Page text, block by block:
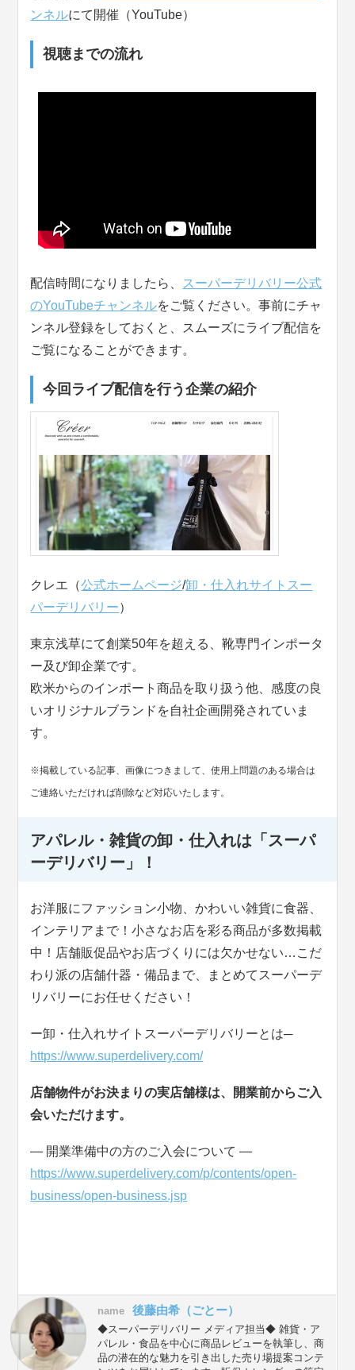
ンネルにて開催（YouTube）
視聴までの流れ
配信時間になりましたら、 スーパーデリバリー公式
のYouTubeチャンネルをご覧ください。事前にチャ
ンネル登録をしておくと、スムーズにライブ配信を
ご覧になることができます。
今回ライブ配信を行う企業の紹介
クレエ（公式ホームページ/卸・仕入れサイトスー
パーデリバリー）
東京浅草にて創業50年を超える、靴専門インポータ
ー及び卸企業です。
欧米からのインポート商品を取り扱う他、感度の良
いオリジナルブランドを自社企画開発されていま
す。
※掲載している記事、画像につきまして、使用上問題のある場合は
ご連絡いただければ削除など対応いたします。
アパレル・雑貨の卸・仕入れは「スーパ
ーデリバリー」！
お洋服にファッション小物、かわいい雑貨に食器、
インテリアまで！小さなお店を彩る商品が多数掲載
中！店舗販促品やお店づくりには欠かせない…こだ
わり派の店舗什器・備品まで、まとめてスーパーデ
リバリーにお任せください！
ー卸・仕入れサイトスーパーデリバリーとは─
https://www.superdelivery.com/
店舗物件がお決まりの実店舗様は、開業前からご入
会いただけます。
― 開業準備中の方のご入会について ―
https://www.superdelivery.com/p/contents/open-
business/open-business.jsp
name 後藤由希（ごとー）
◆スーパーデリバリー メディア担当◆ 雑貨・ア
パレル・食品を中心に商品レビューを執筆し、商
品の潜在的な魅力を引き出した売り場提案コンテ